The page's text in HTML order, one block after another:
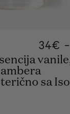
34€ -
sa